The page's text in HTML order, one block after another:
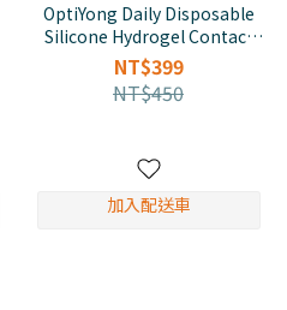
OptiYong Daily Disposable
Silicone Hydrogel Contact
Lens (30/pcs)
NT$399
NT$450
加入配送車